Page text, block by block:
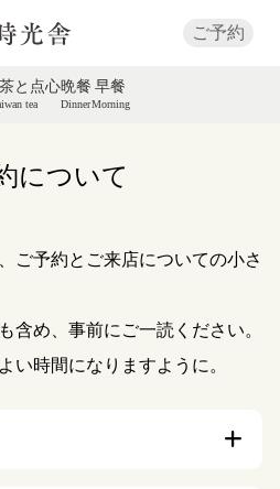
ご予約
と点心
tea
晩餐
Dinner
早餐
Morning
について
ご予約とご来店についての小さ
含め、事前にご一読ください。
い時間になりますように。